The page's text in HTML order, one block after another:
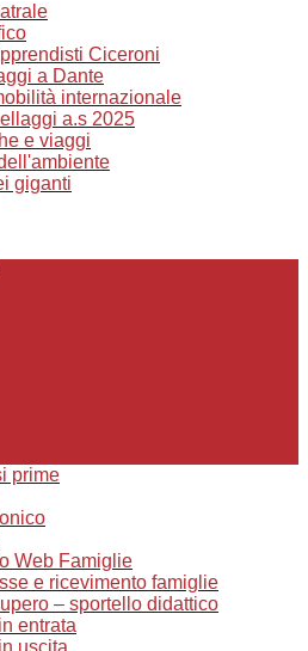
Ciceroni
a Dante
internazionale
a.s 2025
e viaggi
giganti
prime
Web Famiglie
e ricevimento famiglie
– sportello didattico
entrata